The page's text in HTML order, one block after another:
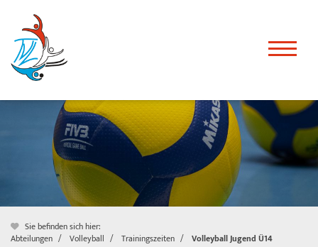
Sie befinden sich hier:
Abteilungen
Volleyball Trainingszeiten Volleyball Jugend Ü14